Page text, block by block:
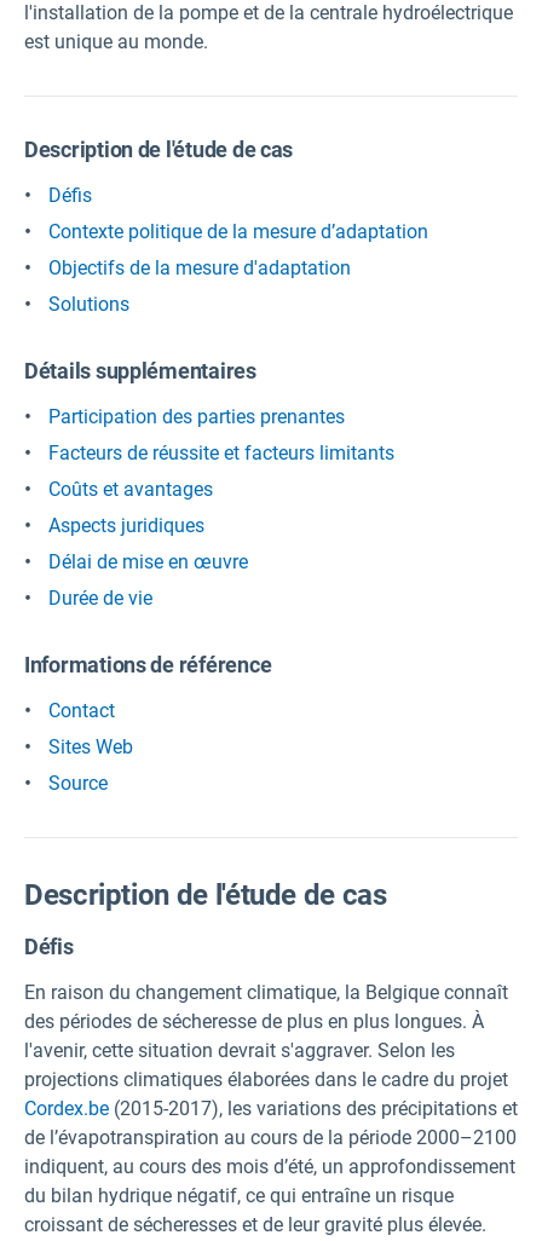
l'installation de la pompe et de la centrale hydroélectrique
est unique au monde.
Description de l'étude de cas
Défis
Contexte politique de la mesure d’adaptation
Objectifs de la mesure d'adaptation
Solutions
Détails supplémentaires
Participation des parties prenantes
Facteurs de réussite et facteurs limitants
Coûts et avantages
Aspects juridiques
Délai de mise en œuvre
Durée de vie
Informations de référence
Contact
Sites Web
Source
Description de l'étude de cas
Défis
En raison du changement climatique, la Belgique connaît
des périodes de sécheresse de plus en plus longues. À
l'avenir, cette situation devrait s'aggraver. Selon les
projections climatiques élaborées dans le cadre du projet
Cordex.be (2015-2017), les variations des précipitations et
de l’évapotranspiration au cours de la période 2000–2100
indiquent, au cours des mois d’été, un approfondissement
du bilan hydrique négatif, ce qui entraîne un risque
croissant de sécheresses et de leur gravité plus élevée.